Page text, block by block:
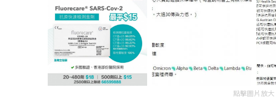
點擊圖片放大